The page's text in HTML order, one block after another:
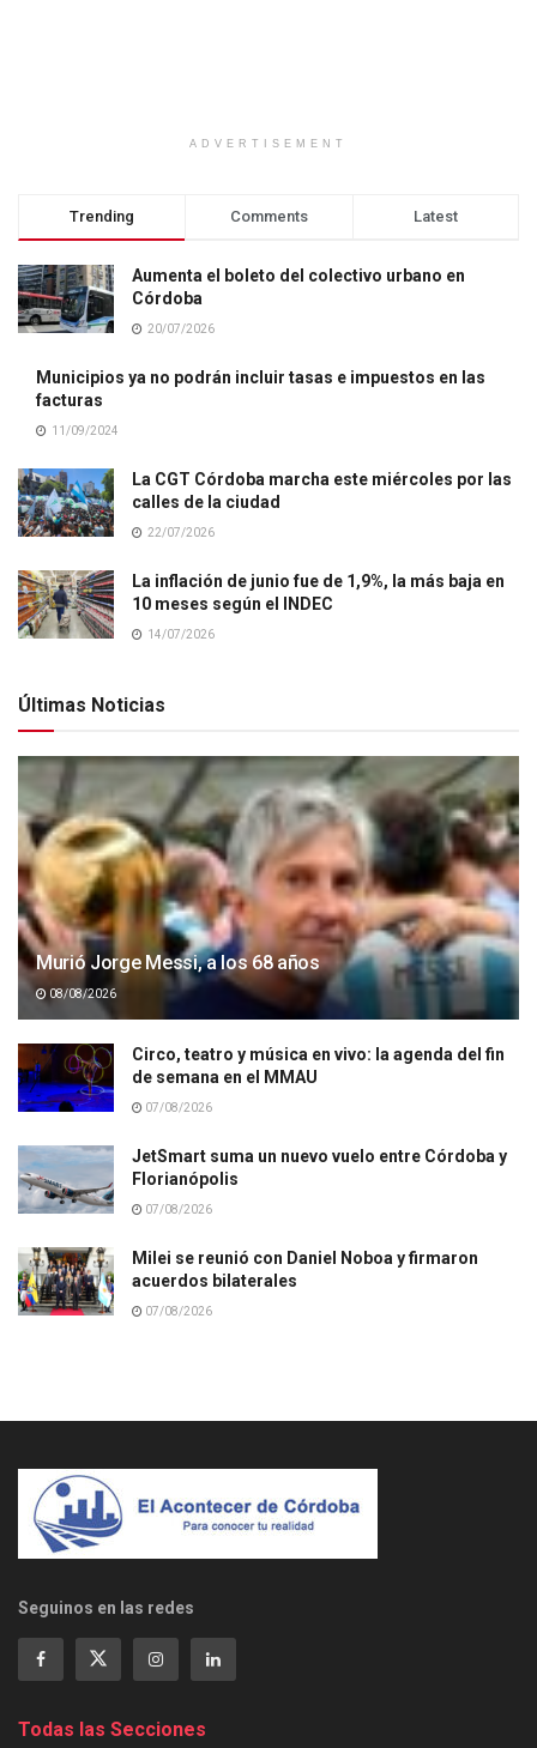
ADVERTISEMENT
Trending Comments Latest
Aumenta el boleto del colectivo urbano en
Córdoba
20/07/2026
Municipios ya no podrán incluir tasas e impuestos en las
facturas
11/09/2024
La CGT Córdoba marcha este miércoles por las
calles de la ciudad
22/07/2026
La inflación de junio fue de 1,9%, la más baja en
10 meses según el INDEC
14/07/2026
Últimas Noticias
Murió Jorge Messi, a los 68 años
08/08/2026
Circo, teatro y música en vivo: la agenda del fin
de semana en el MMAU
07/08/2026
JetSmart suma un nuevo vuelo entre Córdoba y
Florianópolis
07/08/2026
Milei se reunió con Daniel Noboa y firmaron
acuerdos bilaterales
07/08/2026
Seguinos en las redes
Todas las Secciones